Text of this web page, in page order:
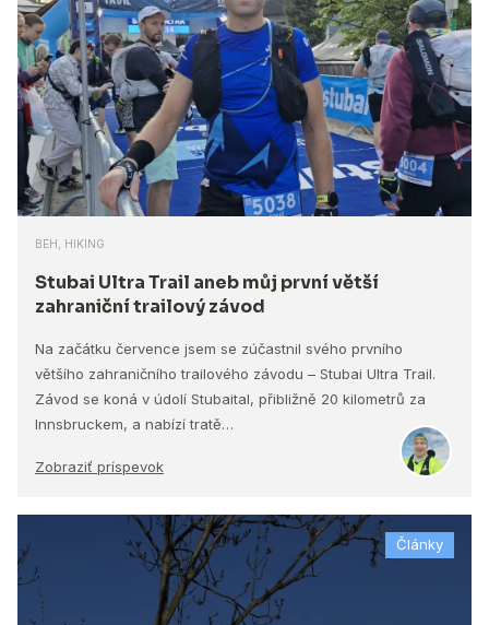
BEH, HIKING
Stubai Ultra Trail aneb můj první větší
zahraniční trailový závod
Na začátku července jsem se zúčastnil svého prvního
většího zahraničního trailového závodu – Stubai Ultra Trail.
Závod se koná v údolí Stubaital, přibližně 20 kilometrů za
Innsbruckem, a nabízí tratě…
Zobraziť príspevok
Články